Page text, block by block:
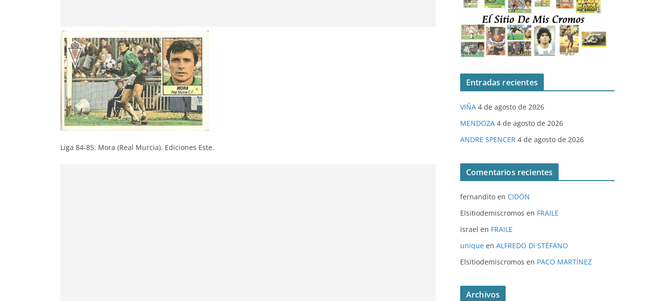
Liga 84-85. Mora (Real Murcia). Ediciones Este.
Entradas recientes
VIÑA 4 de agosto de 2026
MENDOZA 4 de agosto de 2026
ANDRE SPENCER 4 de agosto de 2026
Comentarios recientes
fernandito en CIDÓN
Elsitiodemiscromos en FRAILE
israel en FRAILE
unique en ALFREDO DI STÉFANO
Elsitiodemiscromos en PACO MARTÍNEZ
Archivos